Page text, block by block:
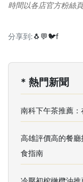
時間以各店官方粉絲頁
分享到:🐧💬🐦f
* 熱門新聞
南科下午茶推薦
高雄評價高的餐
食指南